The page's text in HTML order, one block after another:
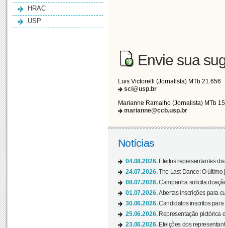
HRAC
USP
Envie sua
Luis Victorelli (Jornalista) MTb 21.656
sci@usp.br
Marianne Ramalho (Jornalista) MTb
marianne@ccb.usp.br
Notícias
04.08.2026. Eleitos representantes
24.07.2026.The Last Dance: O
08.07.2026.Campanha solicita
01.07.2026.Abertas inscrições para
30.06.2026.Candidatos inscritos
25.06.2026. Representação pictórica
23.06.2026. Eleições dos